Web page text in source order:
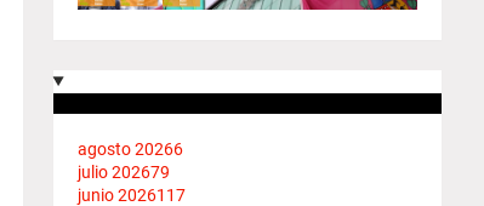
agosto 20266
julio 202679
junio 2026117